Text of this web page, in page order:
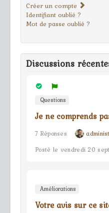
Créer un compte
Identifiant oublié ?
Mot de passe oublié ?
Discussions
Questions
Je ne comprends
7 Réponses
Posté le vendredi 20
Améliorations
Votre avis sur ce